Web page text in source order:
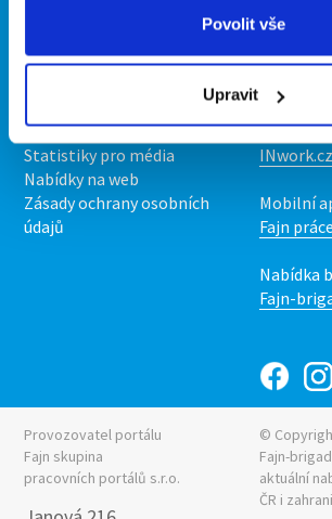
Povolit vše
Upravit
Kontakt
Upravit předvolby cookies
Statistiky pro média
Nabídky na web
Zásady ochrany osobních
údajů
Naše
Mobilní
Nabídka
INwork.cz
Mobilní
Fajn práce
Nabídka
Fajn-
Provozovatel portálu
Fajn skupina
pracovních portálů s.r.o.
©
Fajn-
aktuální
ČR i